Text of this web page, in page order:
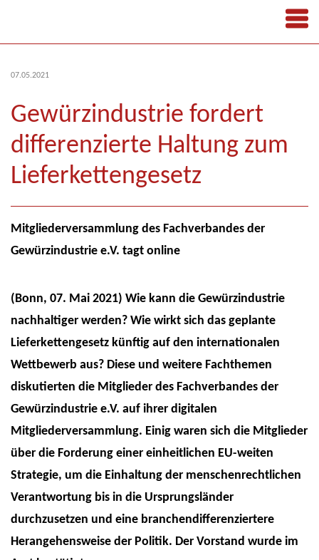
07.05.2021
Gewürzindustrie fordert
differenzierte Haltung zum
Lieferkettengesetz
Mitgliederversammlung des Fachverbandes der
Gewürzindustrie e.V. tagt online
(Bonn, 07. Mai 2021) Wie kann die Gewürzindustrie
nachhaltiger werden? Wie wirkt sich das geplante
Lieferkettengesetz künftig auf den internationalen
Wettbewerb aus? Diese und weitere Fachthemen
diskutierten die Mitglieder des Fachverbandes der
Gewürzindustrie e.V. auf ihrer digitalen
Mitgliederversammlung. Einig waren sich die Mitglieder
über die Forderung einer einheitlichen EU-weiten
Strategie, um die Einhaltung der menschenrechtlichen
Verantwortung bis in die Ursprungsländer
durchzusetzen und eine branchendifferenziertere
Herangehensweise der Politik. Der Vorstand wurde im